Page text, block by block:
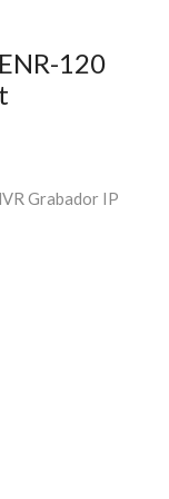
120
Grabador IP